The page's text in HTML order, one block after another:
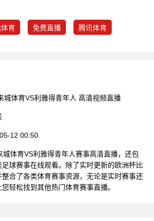
育 免费直播 腾讯体育
城体育VS利雅得青年人 高清视频直播
12 00:50
城体育VS利雅得青年人赛事高清直播，还包
球赛事在线观看。除了实时更新的欧洲杯比
合了各类体育赛事资源，无论是实时赛事还
轻松找到其他热门体育赛事直播。